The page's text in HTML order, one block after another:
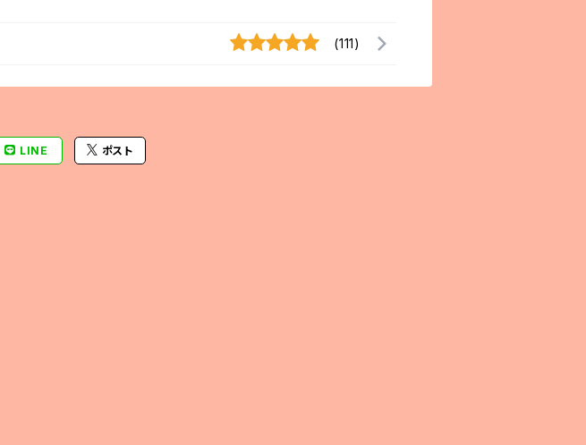
(111)
LINE ポスト